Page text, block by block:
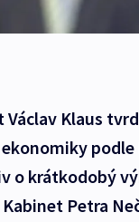
Václav Klaus
o krátkodobý
Petra